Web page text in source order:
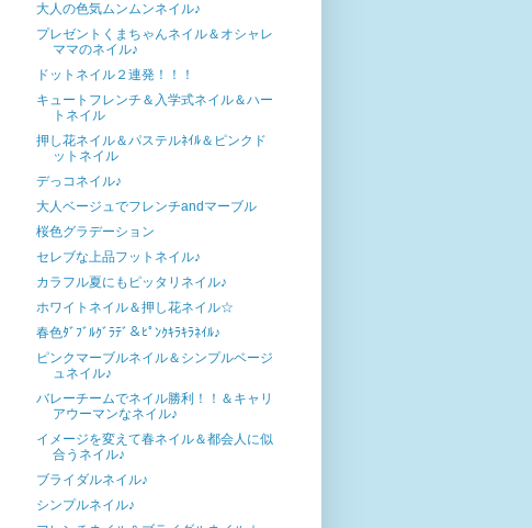
大人の色気ムンムンネイル♪
プレゼントくまちゃんネイル＆オシャレ
ママのネイル♪
ドットネイル２連発！！！
キュートフレンチ＆入学式ネイル＆ハー
トネイル
押し花ネイル＆パステルﾈｲﾙ＆ピンクド
ットネイル
デっコネイル♪
大人ベージュでフレンチandマーブル
桜色グラデーション
セレブな上品フットネイル♪
カラフル夏にもピッタリネイル♪
ホワイトネイル＆押し花ネイル☆
春色ﾀﾞﾌﾞﾙｸﾞﾗﾃﾞ＆ﾋﾟﾝｸｷﾗｷﾗﾈｲﾙ♪
ピンクマーブルネイル＆シンプルベージ
ュネイル♪
バレーチームでネイル勝利！！＆キャリ
アウーマンなネイル♪
イメージを変えて春ネイル＆都会人に似
合うネイル♪
ブライダルネイル♪
シンプルネイル♪